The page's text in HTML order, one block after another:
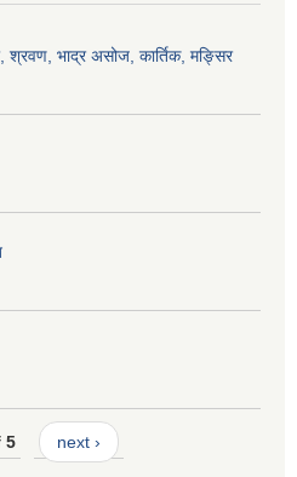
श्रवण, भाद्र असोज, कार्तिक, मङ्सिर
5 next ›